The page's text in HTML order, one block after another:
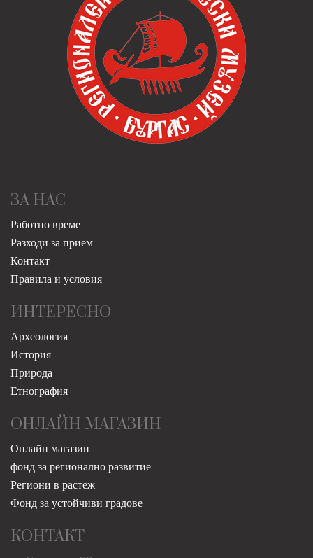
ЗА НАС
Работно време
Разходи за прием
Контакт
Правила и условия
ИНТЕРЕСНО
Археология
История
Природа
Етнография
ОНЛАЙН МАГАЗИН
Онлайн магазин
фонд за регионално развитие
Региони в растеж
Фонд за устойчиви градове
КОНТАКТ